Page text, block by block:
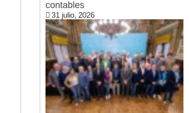
contables
31 julio, 2026